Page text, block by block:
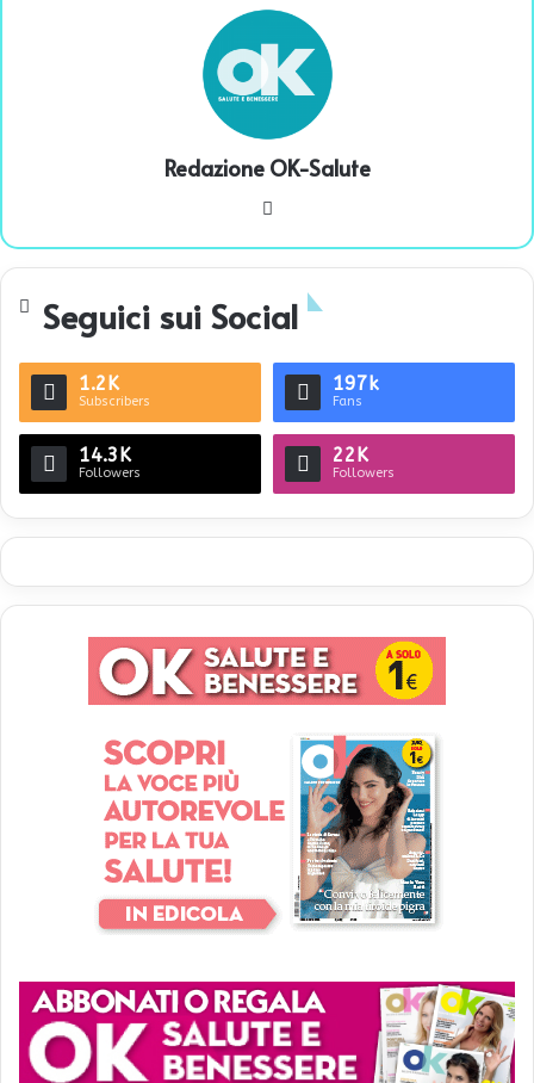
Redazione OK-Salute
te
Seguici sui Social
1.2K
Subscribers
197k
Fans
14.3K
Followers
22K
Followers